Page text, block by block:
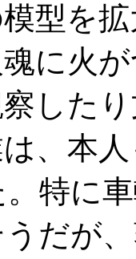
型を
に火
した
、本
特に
だが